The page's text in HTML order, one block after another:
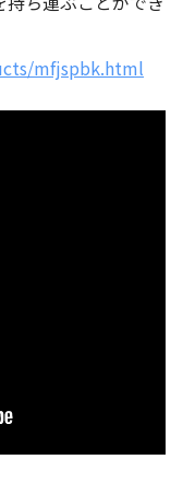
mfjspbk.html